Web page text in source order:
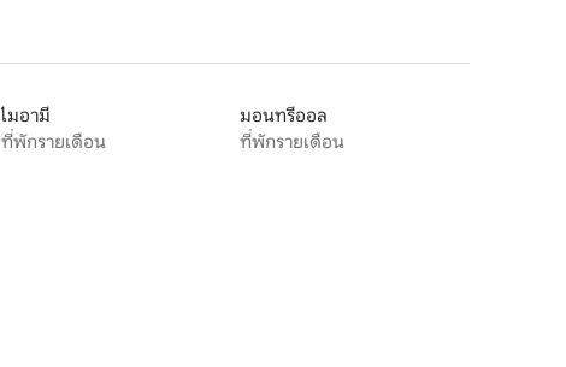
ไมอามี
ที่พักรายเดือน
มอนทรีออล
ที่พักรายเดือน